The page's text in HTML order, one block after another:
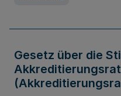
Gesetz über die
Akkreditierungsrat